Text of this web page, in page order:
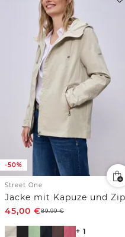
-50%
Street One
45,00 €89,99€
+ 1